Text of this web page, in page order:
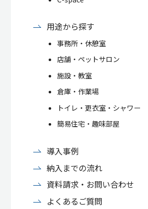
用途から探す
事務所・休憩室
店舗・ペットサロン
施設・教室
倉庫・作業場
トイレ・更衣室・シャワー
簡易住宅・趣味部屋
導入事例
納入までの流れ
資料請求・お問い合わせ
よくあるご質問